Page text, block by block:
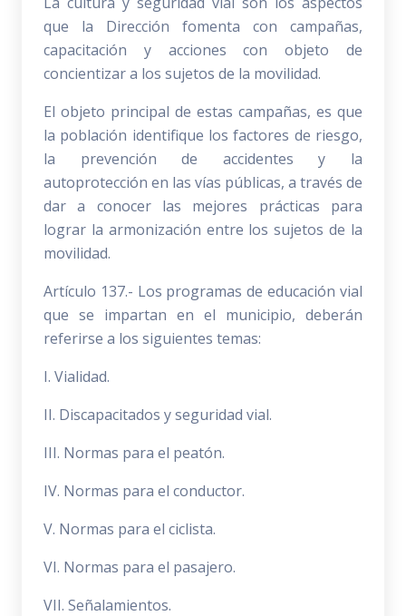
que la Dirección fomenta con campañas,
capacitación y acciones con objeto de
concientizar a los sujetos de la movilidad.
El objeto principal de estas campañas, es que
la población identifique los factores de riesgo,
la prevención de accidentes y la
autoprotección en las vías públicas, a través de
dar a conocer las mejores prácticas para
lograr la armonización entre los sujetos de la
movilidad.
Artículo 137.- Los programas de educación vial
que se impartan en el municipio, deberán
referirse a los siguientes temas:
I. Vialidad.
II. Discapacitados y seguridad vial.
III. Normas para el peatón.
IV. Normas para el conductor.
V. Normas para el ciclista.
VI. Normas para el pasajero.
VII. Señalamientos.